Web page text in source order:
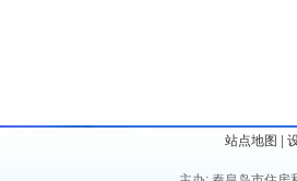
站点地图